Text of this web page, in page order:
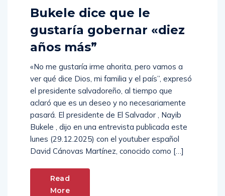
Bukele dice que le
gustaría gobernar «diez
años más”
«No me gustaría irme ahorita, pero vamos a
ver qué dice Dios, mi familia y el país”, expresó
el presidente salvadoreño, al tiempo que
aclaró que es un deseo y no necesariamente
pasará. El presidente de El Salvador , Nayib
Bukele , dijo en una entrevista publicada este
lunes (29.12.2025) con el youtuber español
David Cánovas Martínez, conocido como […]
Read
More